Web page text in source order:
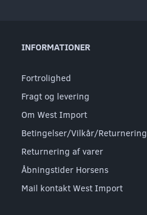
INFORMATIONER
Fortrolighed
Fragt og levering
Om West Import
Betingelser/Vilkår/Returnering
Returnering af varer
Åbningstider Horsens
Mail kontakt West Import